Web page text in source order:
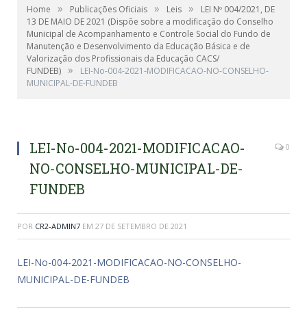
Home » Publicações Oficiais » Leis »
LEI Nº 004/2021, DE
13 DE MAIO DE 2021 (Dispõe sobre a modificação do Conselho
Municipal de Acompanhamento e Controle Social do Fundo de
Manutenção e Desenvolvimento da Educação Básica e de
Valorização dos Profissionais da Educação CACS/
FUNDEB) »
LEI-No-004-2021-MODIFICACAO-NO-CONSELHO-
MUNICIPAL-DE-FUNDEB
LEI-No-004-2021-MODIFICACAO-
NO-CONSELHO-MUNICIPAL-DE-
FUNDEB
0
POR CR2-ADMIN7 EM 27 DE SETEMBRO DE 2021
LEI-No-004-2021-MODIFICACAO-NO-CONSELHO-
MUNICIPAL-DE-FUNDEB